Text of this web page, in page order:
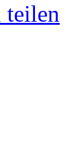
teilen